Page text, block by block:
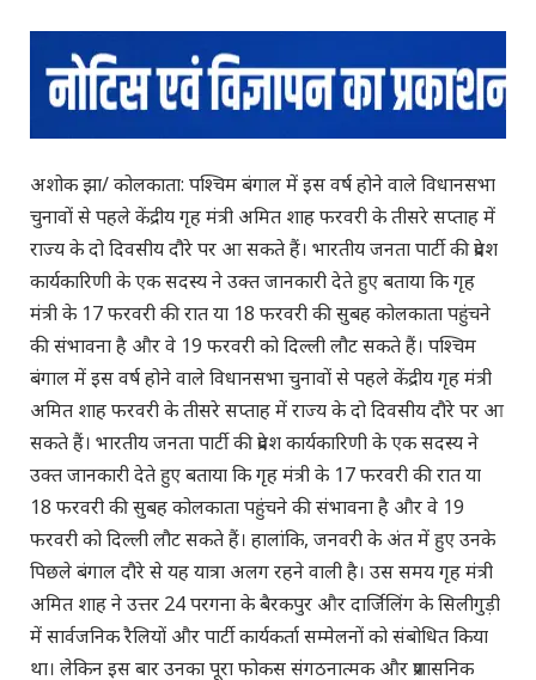
अशोक झा/ कोलकाता: पश्चिम बंगाल में इस वर्ष होने वाले विधानसभा
चुनावों से पहले केंद्रीय गृह मंत्री अमित शाह फरवरी के तीसरे सप्ताह में
राज्य के दो दिवसीय दौरे पर आ सकते हैं। भारतीय जनता पार्टी की प्रदेश
कार्यकारिणी के एक सदस्य ने उक्त जानकारी देते हुए बताया कि गृह
मंत्री के 17 फरवरी की रात या 18 फरवरी की सुबह कोलकाता पहुंचने
की संभावना है और वे 19 फरवरी को दिल्ली लौट सकते हैं। पश्चिम
बंगाल में इस वर्ष होने वाले विधानसभा चुनावों से पहले केंद्रीय गृह मंत्री
अमित शाह फरवरी के तीसरे सप्ताह में राज्य के दो दिवसीय दौरे पर आ
सकते हैं। भारतीय जनता पार्टी की प्रदेश कार्यकारिणी के एक सदस्य ने
उक्त जानकारी देते हुए बताया कि गृह मंत्री के 17 फरवरी की रात या
18 फरवरी की सुबह कोलकाता पहुंचने की संभावना है और वे 19
फरवरी को दिल्ली लौट सकते हैं। हालांकि, जनवरी के अंत में हुए उनके
पिछले बंगाल दौरे से यह यात्रा अलग रहने वाली है। उस समय गृह मंत्री
अमित शाह ने उत्तर 24 परगना के बैरकपुर और दार्जिलिंग के सिलीगुड़ी
में सार्वजनिक रैलियों और पार्टी कार्यकर्ता सम्मेलनों को संबोधित किया
था। लेकिन इस बार उनका पूरा फोकस संगठनात्मक और प्रशासनिक